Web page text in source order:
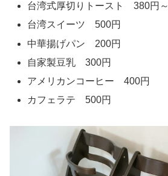
台湾式厚切りトースト 380円～
台湾スイーツ 500円
中華揚げパン 200円
自家製豆乳 300円
アメリカンコーヒー 400円
カフェラテ 500円